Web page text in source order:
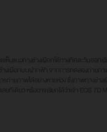
แนวทางช้างเผือกได้ทางทิศตะวันออกเฉี
างเผือกบนฝากฟ้า จากการทดลองถ่ายภ
ถ่ายภาพได้อย่างหายห่วง ซึ่งภาพทางช้าง
ทีเดียว หรืออาจเรียกได้ว่าเจ้า EOS 7D